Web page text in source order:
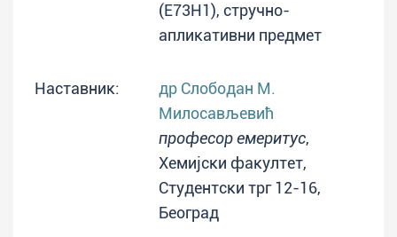
(E73H1), стручно-
апликативни предмет
Наставник:
др Слободан М.
Милосављевић
професор емеритус,
Хемијски факултет,
Студентски трг 12-16,
Београд